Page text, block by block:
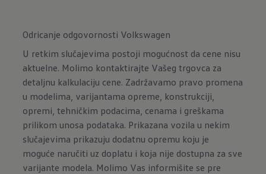
Odricanje odgovornosti Volkswagen
U retkim slučajevima postoji mogućnost da cene nisu
aktuelne. Molimo kontaktirajte Vašeg trgovca za
detaljnu kalkulaciju cene. Zadržavamo pravo promena
u modelima, varijantama opreme, konstrukciji,
opremi, tehničkim podacima, cenama i greškama
prilikom unosa podataka. Prikazana vozila u nekim
slučajevima prikazuju dodatnu opremu koju je
moguće naručiti uz doplatu i koja nije dostupna za sve
varijante modela. Molimo Vas informišite se pre